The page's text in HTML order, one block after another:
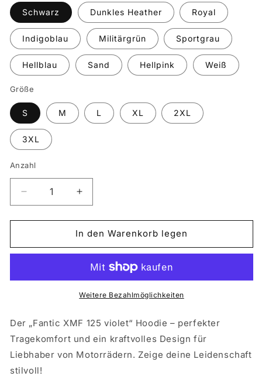
Schwarz Dunkles Heather Royal
Indigoblau Militärgrün Sportgrau
Hellblau Sand Hellpink Weiß
Größe
S M L XL 2XL
3XL
Anzahl
Verringere
die
Menge
FANTIC
Erhöhe
die
Menge
für
FANTIC
125
In den Warenkorb legen
Weitere Bezahlmöglichkeiten
Der „Fantic XMF 125 violet“ Hoodie – perfekter
Tragekomfort und ein kraftvolles Design für
Liebhaber von Motorrädern. Zeige deine Leidenschaft
stilvoll!